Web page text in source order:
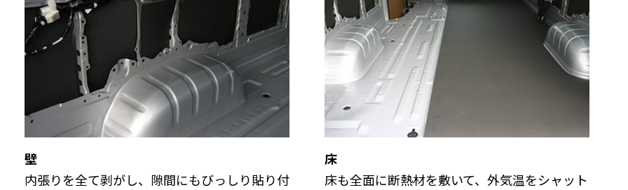
壁
内張りを全て剥がし、隙間にもびっしり貼り付
床
床も全面に断熱材を敷いて、外気温をシャット